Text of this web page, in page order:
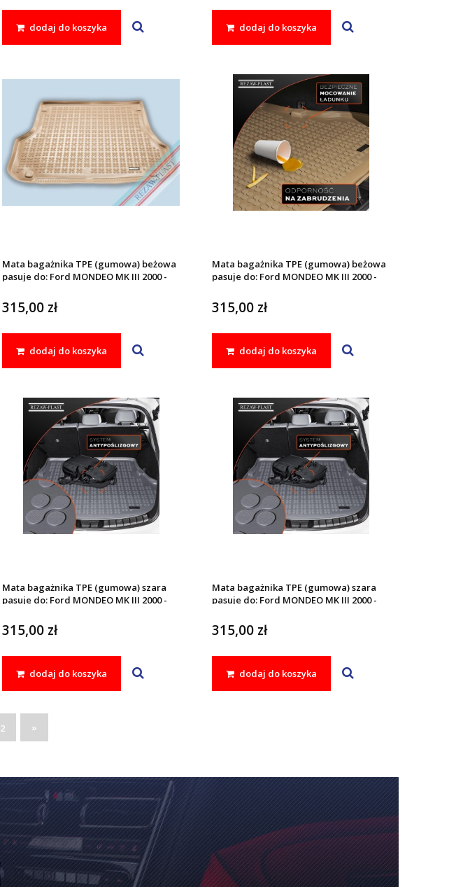
dodaj do koszyka dodaj do koszyka
Mata bagażnika TPE (gumowa) beżowa
pasuje do: Ford MONDEO MK III 2000 -
315,00 zł
dodaj do koszyka
Mata bagażnika TPE (gumowa) beżowa
pasuje do: Ford MONDEO MK III 2000 -
315,00 zł
dodaj do koszyka
Mata bagażnika TPE (gumowa) szara
pasuje do: Ford MONDEO MK III 2000 -
315,00 zł
dodaj do koszyka
Mata bagażnika TPE (gumowa) szara
pasuje do: Ford MONDEO MK III 2000 -
315,00 zł
dodaj do koszyka
2 »